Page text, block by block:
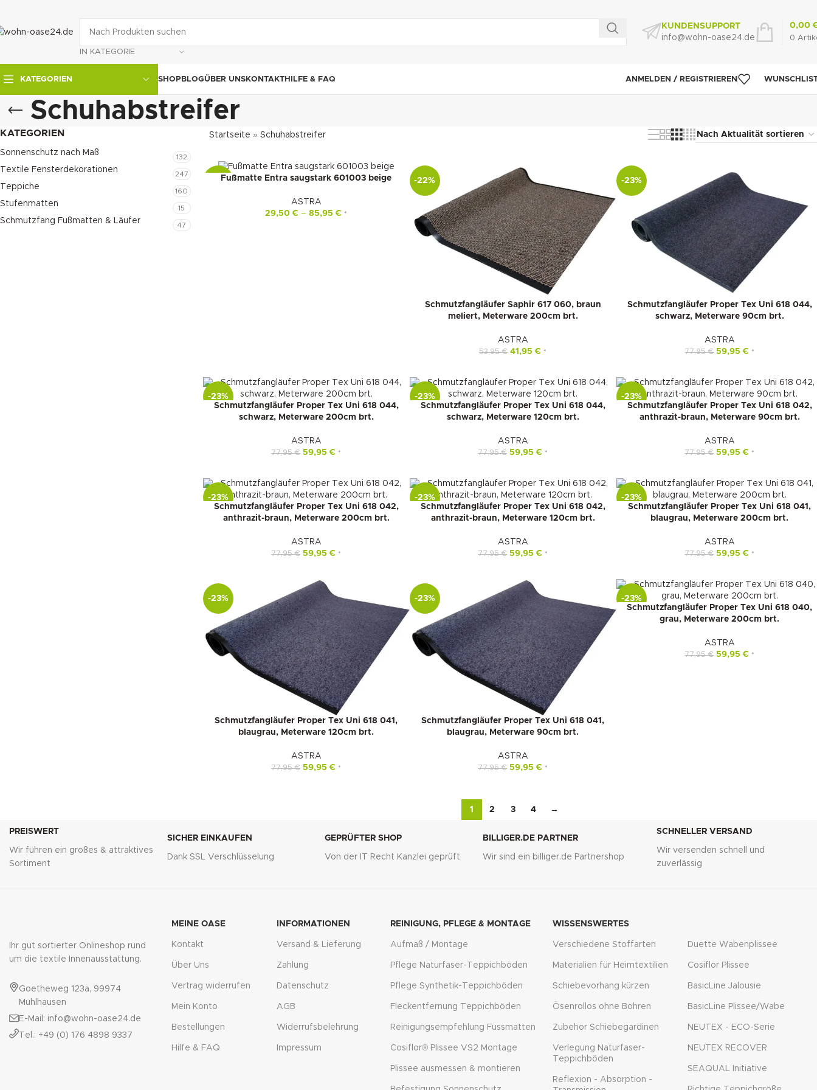
IN KATEGORIE
KUNDENSUPPORT
info@wohn-oase24.de
0
0,00
KATEGORIEN SHOPBLOGÜBER UNSKONTAKTHILFE & FAQ ANMELDEN / REGISTRIEREN
Schuhabstreifer
KATEGORIEN
Sonnenschutz nach Maß 132
Textile Fensterdekorationen 247
Teppiche 160
Stufenmatten 15
Schmutzfang Fußmatten & Läufer 47
Startseite » Schuhabstreifer
-22%Fußmatte Entra saugstark 601003 beige
ASTRA
29,50€ –85,95€ *
-22%
Schmutzfangläufer Saphir 617 060, braun
meliert, Meterware 200cm brt.
ASTRA
53,95€ 41,95€ *
-23%
Schmutzfangläufer Proper Tex Uni 618 044,
schwarz, Meterware 90cm brt.
ASTRA
77,95€ 59,95€ *
-23%
Schmutzfangläufer Proper Tex Uni 618 044,
schwarz, Meterware 200cm brt.
ASTRA
77,95€ 59,95€ *
-23%
Schmutzfangläufer Proper Tex Uni 618 044,
schwarz, Meterware 120cm brt.
ASTRA
77,95€ 59,95€ *
-23%
Schmutzfangläufer Proper Tex Uni 618 042,
anthrazit-braun, Meterware 90cm brt.
ASTRA
77,95€ 59,95€ *
-23%
Schmutzfangläufer Proper Tex Uni 618 042,
anthrazit-braun, Meterware 200cm brt.
ASTRA
77,95€ 59,95€ *
-23%
Schmutzfangläufer Proper Tex Uni 618 042,
anthrazit-braun, Meterware 120cm brt.
ASTRA
77,95€ 59,95€ *
-23%
Schmutzfangläufer Proper Tex Uni 618 041,
blaugrau, Meterware 200cm brt.
ASTRA
77,95€ 59,95€ *
-23%
Schmutzfangläufer Proper Tex Uni 618 041,
blaugrau, Meterware 120cm brt.
ASTRA
77,95€ 59,95€ *
-23%
Schmutzfangläufer Proper Tex Uni 618 041,
blaugrau, Meterware 90cm brt.
ASTRA
77,95€ 59,95€ *
-23%
Schmutzfangläufer Proper Tex Uni 618 040,
grau, Meterware 200cm brt.
ASTRA
77,95€ 59,95€ *
1 2 3 4 →
PREISWERT
Wir führen ein großes & attraktives
Sortiment
SICHER EINKAUFEN
Dank SSL Verschlüsselung
GEPRÜFTER SHOP
Von der IT Recht Kanzlei geprüft
BILLIGER.DE PARTNER
Wir sind ein billiger.de Partnershop
SCHNELLER VERSAND
Wir versenden schnell und
zuverlässig
Ihr gut sortierter Onlineshop rund
um die textile Innenausstattung.
Goetheweg 123a, 99974
Mühlhausen
E-Mail: info@wohn-oase24.de
Tel.: +49 (0) 176 4898 9337
MEINE OASE
Kontakt
Über Uns
Vertrag widerrufen
Mein Konto
Bestellungen
Hilfe & FAQ
INFORMATIONEN
Versand & Lieferung
Zahlung
Datenschutz
AGB
Widerrufsbelehrung
Impressum
REINIGUNG, PFLEGE & MONTAGE
Aufmaß / Montage
Pflege Naturfaser-Teppichböden
Pflege Synthetik-Teppichböden
Fleckentfernung Teppichböden
Reinigungsempfehlung Fussmatten
Cosiflor® Plissee VS2 Montage
Plissee ausmessen & montieren
WISSENSWERTES
Verschiedene Stoffarten
Materialien für Heimtextilien
Schiebevorhang kürzen
Ösenrollos ohne Bohren
Zubehör Schiebegardinen
Verlegung Naturfaser-
Teppichböden
Reflexion - Absorption -
Duette Wabenplissee
Cosiflor Plissee
BasicLine Jalousie
BasicLine Plissee/Wabe
NEUTEX - ECO-Serie
NEUTEX RECOVER
SEAQUAL Initiative